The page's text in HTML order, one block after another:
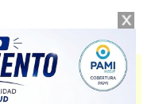
comoInhib.de la tirosina
con 3 presentaciones